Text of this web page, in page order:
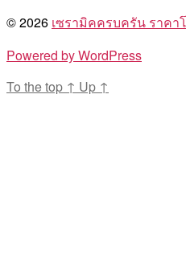
© 2026 เซรามิคครบครัน ราคา
Powered by WordPress
To the top ↑ Up ↑